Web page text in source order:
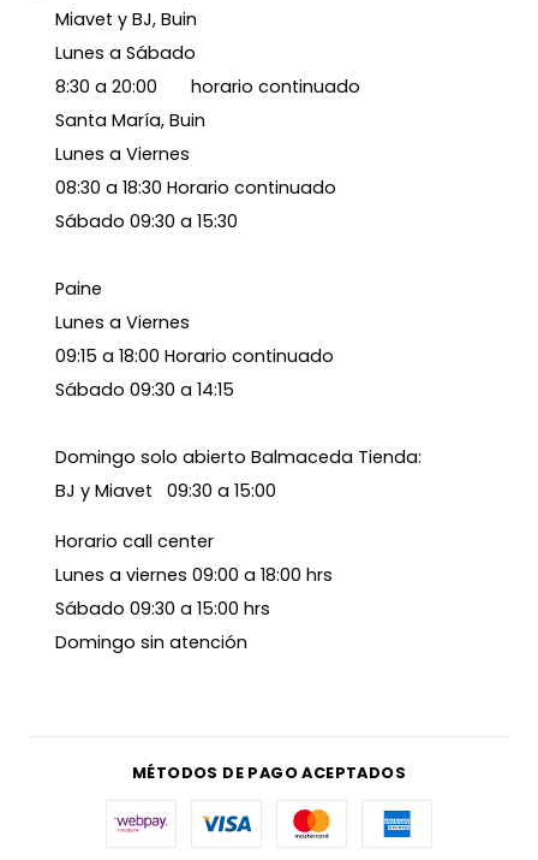
Miavet y BJ, Buin
Lunes a Sábado
8:30 a 20:00 horario continuado
Santa María, Buin
Lunes a Viernes
08:30 a 18:30 Horario continuado
Sábado 09:30 a 15:30
Paine
Lunes a Viernes
09:15 a 18:00 Horario continuado
Sábado 09:30 a 14:15
Domingo solo abierto Balmaceda Tienda:
BJ y Miavet 09:30 a 15:00
Horario call center
Lunes a viernes 09:00 a 18:00 hrs
Sábado 09:30 a 15:00 hrs
Domingo sin atención
MÉTODOS DE PAGO ACEPTADOS